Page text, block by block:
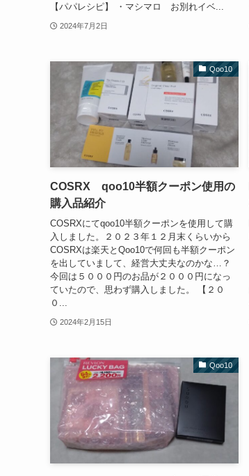
【パパレシピ】 ・マシマロ お別れイベ...
2024年7月2日
Qoo10
COSRX qoo10半額クーポン使用の
購入品紹介
COSRXにてqoo10半額クーポンを使用して購
入しました。２０２３年１２月末くらいから
COSRXは楽天とQoo10で何回も半額クーポン
を出していまして、経営大丈夫なのかな…？
今回は５０００円のお品が２０００円になっ
ていたので、思わず購入しました。 【２０
０...
2024年2月15日
Qoo10